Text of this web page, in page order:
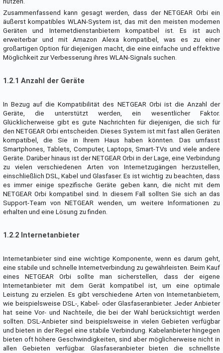
Zusammenfassend kann gesagt werden, dass der NETGEAR Orbi ein
äußerst kompatibles WLAN-System ist, das mit den meisten modernen
Geräten und Internetdienstanbietern kompatibel ist. Es ist auch
erweiterbar und mit Amazon Alexa kompatibel, was es zu einer
großartigen Option für diejenigen macht, die eine einfache und effektive
Möglichkeit zur Verbesserung ihres WLAN-Signals suchen.
1.2.1 Anzahl der Geräte
In Bezug auf die Kompatibilität des NETGEAR Orbi ist die Anzahl der
Geräte, die unterstützt werden, ein wesentlicher Faktor.
Glücklicherweise gibt es gute Nachrichten für diejenigen, die sich für
den NETGEAR Orbi entscheiden. Dieses System ist mit fast allen Geräten
kompatibel, die Sie in Ihrem Haus haben könnten. Das umfasst
Smartphones, Tablets, Computer, Laptops, Smart-TVs und viele andere
Geräte. Darüber hinaus ist der NETGEAR Orbi in der Lage, eine Verbindung
zu vielen verschiedenen Arten von Internetzugängen herzustellen,
einschließlich DSL, Kabel und Glasfaser. Es ist wichtig zu beachten, dass
es immer einige spezifische Geräte geben kann, die nicht mit dem
NETGEAR Orbi kompatibel sind. In diesem Fall sollten Sie sich an das
Support-Team von NETGEAR wenden, um weitere Informationen zu
erhalten und eine Lösung zu finden.
1.2.2 Internetanbieter
Internetanbieter sind eine wichtige Komponente, wenn es darum geht,
eine stabile und schnelle Internetverbindung zu gewährleisten. Beim Kauf
eines NETGEAR Orbi sollte man sicherstellen, dass der eigene
Internetanbieter mit dem Gerät kompatibel ist, um eine optimale
Leistung zu erzielen. Es gibt verschiedene Arten von Internetanbietern,
wie beispielsweise DSL-, Kabel- oder Glasfaseranbieter. Jeder Anbieter
hat seine Vor- und Nachteile, die bei der Wahl berücksichtigt werden
sollten. DSL-Anbieter sind beispielsweise in vielen Gebieten verfügbar
und bieten in der Regel eine stabile Verbindung. Kabelanbieter hingegen
bieten oft höhere Geschwindigkeiten, sind aber möglicherweise nicht in
allen Gebieten verfügbar. Glasfaseranbieter bieten die schnellste